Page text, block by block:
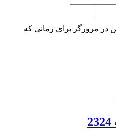
در مرورگر برای زمانی که